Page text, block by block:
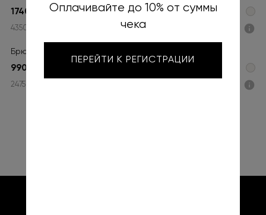
17400 ₽
4350 ₽ x 4
Брюки Нуа
9900 ₽
2475 ₽ x 4
Оплачивайте до 10% от суммы
чека
ПЕРЕЙТИ К РЕГИСТРАЦИИ